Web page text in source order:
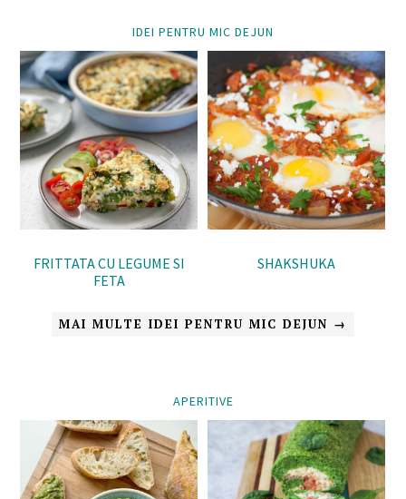
IDEI PENTRU MIC DEJUN
FRITTATA CU LEGUME SI
FETA
SHAKSHUKA
MAI MULTE IDEI PENTRU MIC DEJUN →
APERITIVE